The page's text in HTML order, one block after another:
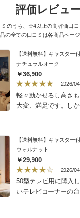
評価レビュー
ミのうち、☆4以上の高評価口
の全ての口コミは各商品ページ
ナチュラルオーク
￥36,900
2026/
軽々動かせるし高さ
大変、満足です。し
ウォルナット
￥29,900
2026/
50型テレビ用に購入
いテレビコーナーの
物が欲しく、こちら